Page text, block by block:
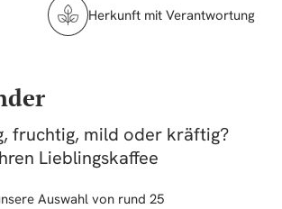
Herkunft mit Verantwortung – fair &
fruchtig, mild oder kräftig?
Lieblingskaffee
Auswahl von rund 25